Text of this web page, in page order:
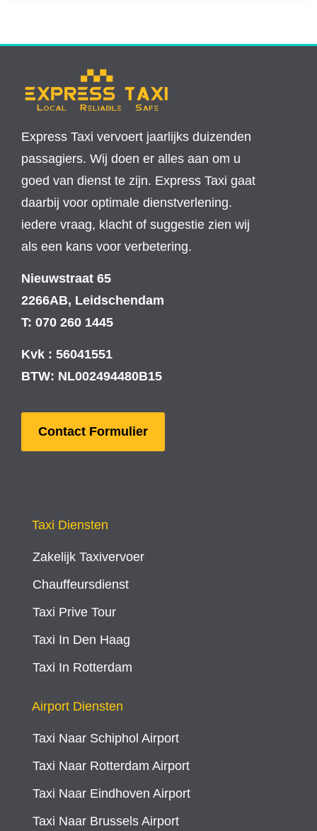
Express Taxi vervoert jaarlijks duizenden
passagiers. Wij doen er alles aan om u
goed van dienst te zijn. Express Taxi gaat
daarbij voor optimale dienstverlening.
iedere vraag, klacht of suggestie zien wij
als een kans voor verbetering.
Nieuwstraat 65
2266AB, Leidschendam
T: 070 260 1445
Kvk : 56041551
BTW: NL002494480B15
Contact Formulier
Taxi Diensten
Zakelijk Taxivervoer
Chauffeursdienst
Taxi Prive Tour
Taxi In Den Haag
Taxi In Rotterdam
Airport Diensten
Taxi Naar Schiphol Airport
Taxi Naar Rotterdam Airport
Taxi Naar Eindhoven Airport
Taxi Naar Brussels Airport